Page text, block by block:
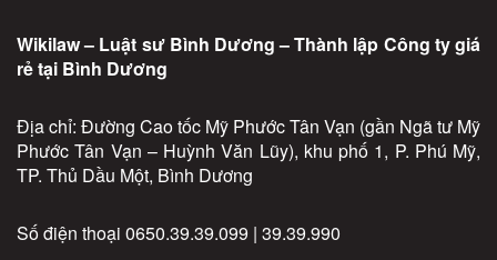
Wikilaw – Luật sư Bình Dương – Thành lập Công ty giá
rẻ tại Bình Dương
Địa chỉ: Đường Cao tốc Mỹ Phước Tân Vạn (gần Ngã tư Mỹ
Phước Tân Vạn – Huỳnh Văn Lũy), khu phố 1, P. Phú Mỹ,
TP. Thủ Dầu Một, Bình Dương
Số điện thoại 0650.39.39.099 | 39.39.990